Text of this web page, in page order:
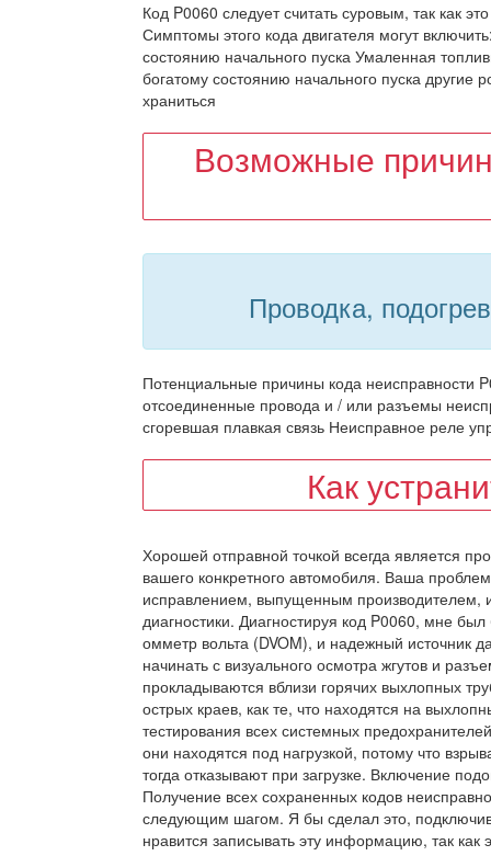
Код P0060 следует считать суровым, так как
Симптомы этого кода двигателя могут
состоянию начального пуска Умаленная
богатому состоянию начального пуска другие
храниться
Возможные
Проводка,
Потенциальные причины кода неисправности
отсоединенные провода и / или разъемы
сгоревшая плавкая связь Неисправное реле
Как
Хорошей отправной точкой всегда является
вашего конкретного автомобиля. Ваша
исправлением, выпущенным производителем,
диагностики. Диагностируя код P0060, мне
омметр вольта (DVOM), и надежный источник
начинать с визуального осмотра жгутов и
прокладываются вблизи горячих выхлопных
острых краев, как те, что находятся на
тестирования всех системных
они находятся под нагрузкой, потому что
тогда отказывают при загрузке. Включение
Получение всех сохраненных кодов
следующим шагом. Я бы сделал это,
нравится записывать эту информацию, так